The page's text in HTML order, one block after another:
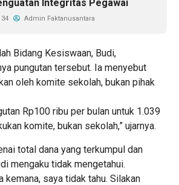
Integritas Pegawai
34 Admin Faktanusantara
Bidang Kesiswaan, Budi,
pungutan tersebut. Ia menyebut
oleh komite sekolah, bukan pihak
Rp100 ribu per bulan untuk 1.039
komite, bukan sekolah,” ujarnya.
total dana yang terkumpul dan
mengaku tidak mengetahui.
kemana, saya tidak tahu. Silakan